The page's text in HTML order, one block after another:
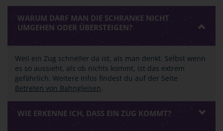
WARUM DARF MAN DIE SCHRANKE NICHT
UMGEHEN ODER ÜBERSTEIGEN?
Weil ein Zug schneller da ist, als man denkt. Selbst wenn
es so aussieht, als ob nichts kommt, ist das extrem
gefährlich. Weitere Infos findest du auf der Seite
Betreten von Bahngleisen.
WIE ERKENNE ICH, DASS EIN ZUG KOMMT?